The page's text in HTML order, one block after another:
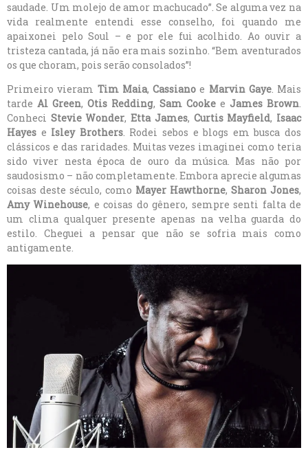
saudade. Um molejo de amor machucado”. Se alguma vez na
vida realmente entendi esse conselho, foi quando me
apaixonei pelo Soul – e por ele fui acolhido. Ao ouvir a
tristeza cantada, já não era mais sozinho. “Bem aventurados
os que choram, pois serão consolados”!
Primeiro vieram Tim Maia, Cassiano e Marvin Gaye. Mais
tardeAl Green,Otis Redding, Sam Cookee James Brown.
Conheci Stevie Wonder,Etta James, Curtis Mayfield, Isaac
Hayes e Isley Brothers. Rodei sebos e blogs em busca dos
clássicos e das raridades. Muitas vezes imaginei como teria
sido viver nesta época de ouro da música. Mas não por
saudosismo – não completamente. Embora aprecie algumas
coisas deste século, como Mayer Hawthorne, Sharon Jones,
Amy Winehouse, e coisas do gênero, sempre senti falta de
um clima qualquer presente apenas na velha guarda do
estilo. Cheguei a pensar que não se sofria mais como
antigamente.